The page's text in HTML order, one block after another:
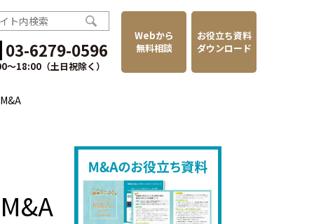
03-6279-0596
〜18:00（土日祝除く）
Webから
無料相談
お役立ち資料
ダウンロード